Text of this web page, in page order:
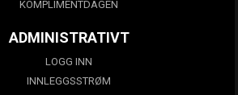
KOMPLIMENTDAGEN
ADMINISTRATIVT
LOGG INN
INNLEGGSSTRØM